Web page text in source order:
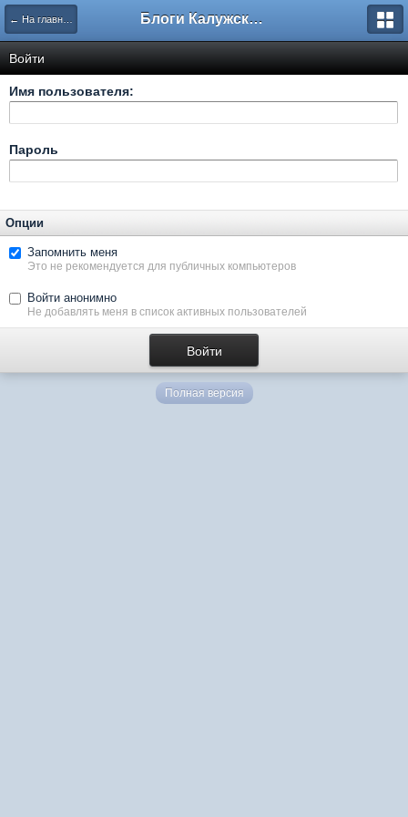
← На главную Блоги Калужского перекрестка
Войти
Имя пользователя:
Пароль
Опции
Запомнить меня
Это не рекомендуется для публичных компьютеров
Войти анонимно
Не добавлять меня в список активных пользователей
Полная версия